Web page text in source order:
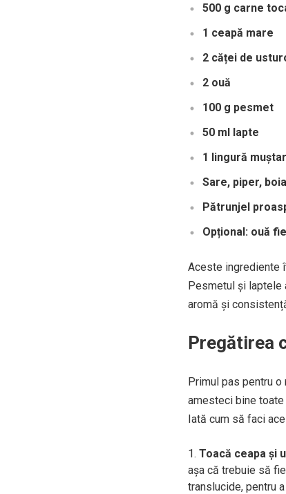
500 g carne
1 ceapă mare
2 căței de
2 ouă
100 g pesmet
50 ml lapte
1 lingură muștar
Sare, piper,
Pătrunjel
Opțional: ouă
Aceste ingrediente
Pesmetul și laptele
aromă și
Pregătirea
Primul pas pentru
amesteci bine
Iată cum să faci
Toacă ceapa și
așa că trebuie să
translucide, pentru